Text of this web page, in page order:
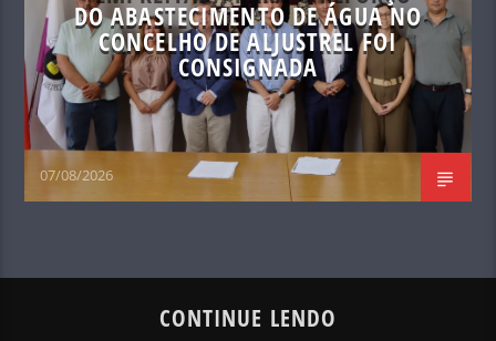
DO ABASTECIMENTO DE ÁGUA NO
CONCELHO DE ALJUSTREL FOI
CONSIGNADA
07/08/2026
CONTINUE LENDO